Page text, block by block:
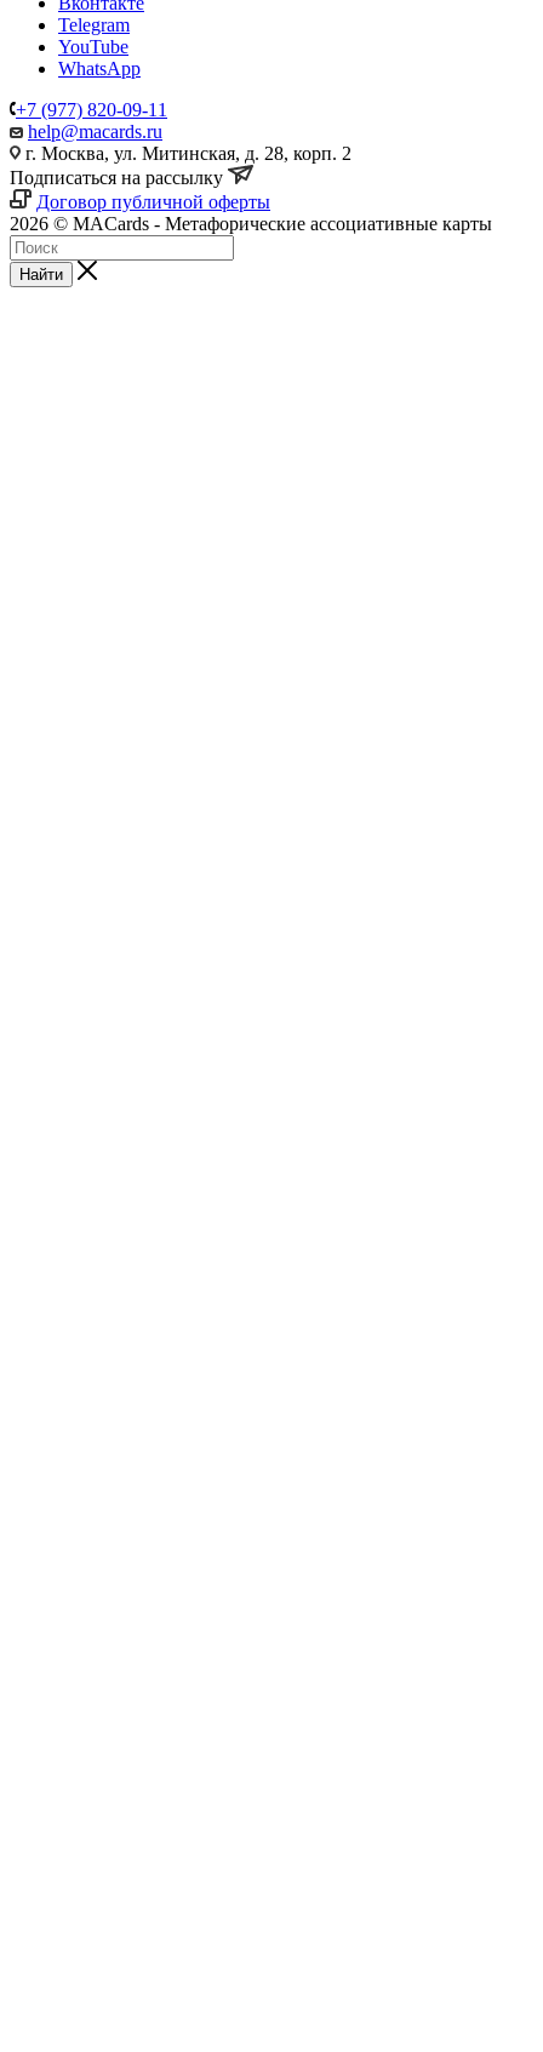
Telegram
YouTube
WhatsApp
+7 (977) 820-09-11
help@macards.ru
г. Москва, ул. Митинская, д. 28, корп. 2
Подписаться на рассылку
Договор публичной оферты
2026 © MACards - Метафорические ассоциативные карты
Найти